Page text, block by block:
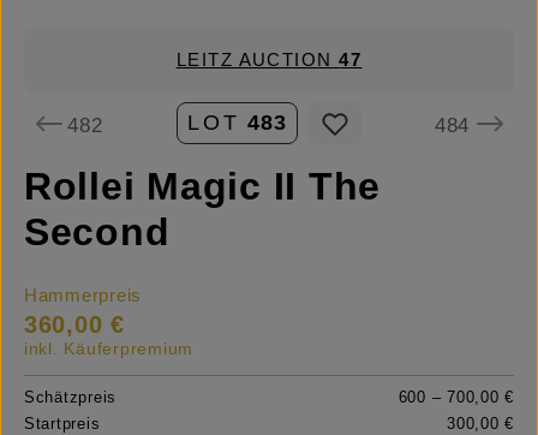
LEITZ AUCTION47
482 LOT 483 484
Rollei Magic II The
Second
Hammerpreis
360,00 €
inkl. Käuferpremium
Schätzpreis
600 – 700,00 €
Startpreis
300,00 €